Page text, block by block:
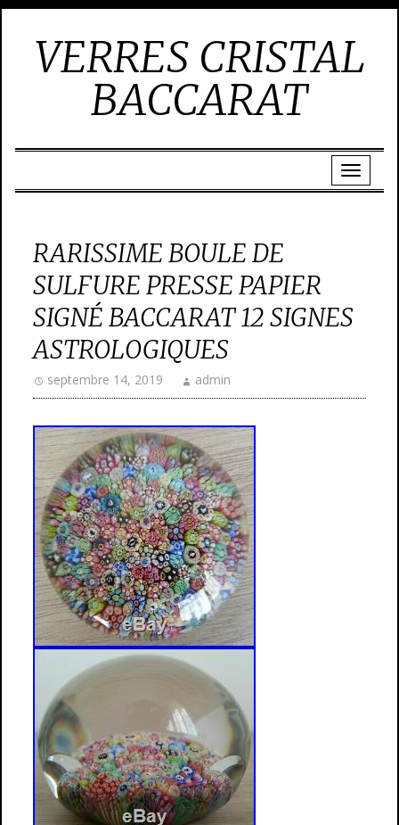
VERRES CRISTAL
BACCARAT
RARISSIME BOULE DE
SULFURE PRESSE PAPIER
SIGNÉ BACCARAT 12 SIGNES
ASTROLOGIQUES
septembre 14, 2019 admin